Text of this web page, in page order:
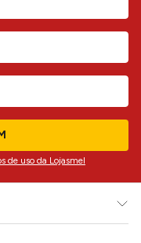
de uso da Lojasmel